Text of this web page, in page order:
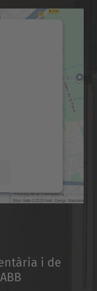
i de